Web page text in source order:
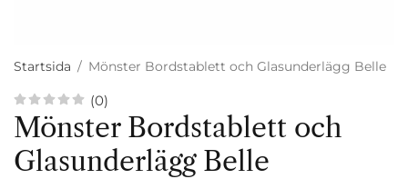
Startsida / Mönster Bordstablett och Glasunderlägg Belle
(0)
Mönster Bordstablett och
Glasunderlägg Belle